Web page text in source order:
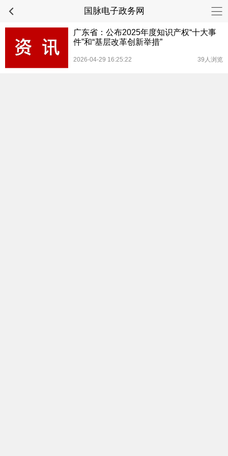
国脉电子政务网
广东省：公布2025年度知识产权“十大事
件”和“基层改革创新举措”
2026-04-29 16:25:22 39人浏览